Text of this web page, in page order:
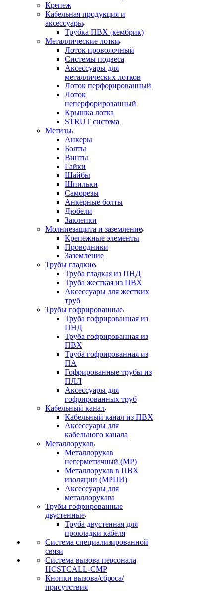
Крепеж
Кабельная продукция и
аксессуары
Трубка ПВХ (кембрик)
Металлические лотки
Лоток проволочный
Системы подвеса
Аксессуары для
металлических лотков
Лоток перфорированный
Лоток
неперфорированный
Крышка лотка
STRUT система
Метизы
Анкеры
Болты
Винты
Гайки
Шайбы
Шпильки
Саморезы
Анкерные болты
Дюбели
Заклепки
Молниезащита и заземление
Крепежные элементы
Проводники
Заземление
Трубы гладкие
Труба гладкая из ПНД
Труба жесткая из ПВХ
Аксессуары для жестких
труб
Трубы гофрированные
Труба гофрированная из
ПНД
Труба гофрированная из
ПВХ
Труба гофрированная из
ПА
Гофрированные трубы из
ПЛЛ
Аксессуары для
гофрированных труб
Кабельный канал
Кабельный канал из ПВХ
Аксессуары для
кабельного канала
Металлорукав
Металлорукав
негерметичный (МР)
Металлорукав в ПВХ
изоляции (МРПИ)
Аксессуары для
металлорукава
Трубы гофрированные
двустенные
Труба двустенная для
прокладки кабеля
Система специализированной
связи
Cистема вызова персонала
HOSTCALL-CMP
Кнопки вызова/сброса/
присутствия